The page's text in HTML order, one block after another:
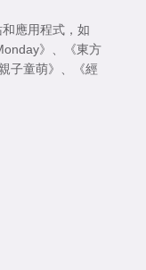
應用程式，如
》 、
《東方
子童萌》 、
《經